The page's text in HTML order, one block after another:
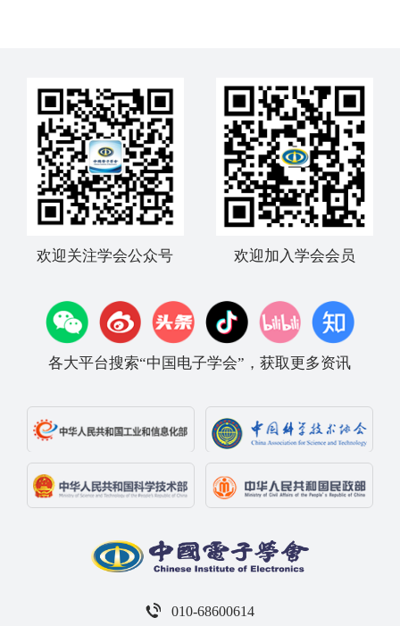
欢迎关注学会公众号 欢迎加入学会会员
各大平台搜索“中国电子学会”，获取更多资讯
010-68600614